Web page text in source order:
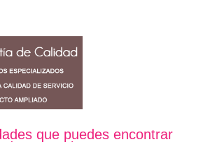
que puedes encontrar